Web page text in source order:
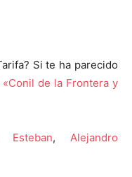
Si te ha parecido
«Conil de la Frontera y
Esteban, Alejandro